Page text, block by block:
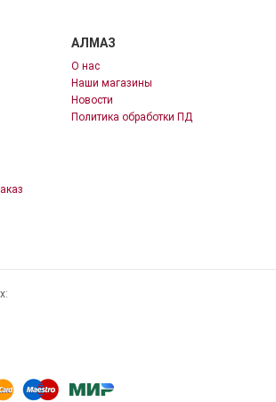
АЛМАЗ
О нас
Наши магазины
Новости
Политика обработки ПД